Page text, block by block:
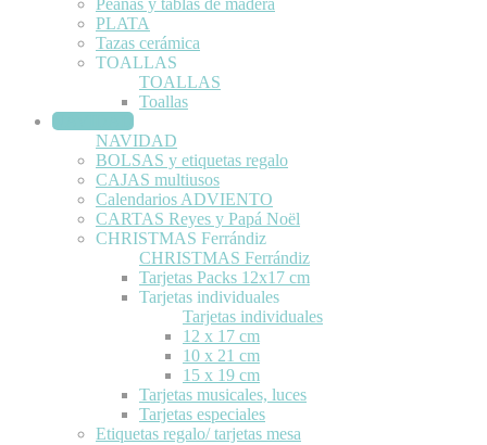
PLATA
Tazas cerámica
TOALLAS
TOALLAS
Toallas
NAVIDAD
NAVIDAD
BOLSAS y etiquetas regalo
CAJAS multiusos
Calendarios ADVIENTO
CARTAS Reyes y Papá Noël
CHRISTMAS Ferrándiz
CHRISTMAS Ferrándiz
Tarjetas Packs 12x17 cm
Tarjetas individuales
Tarjetas individuales
12 x 17 cm
10 x 21 cm
15 x 19 cm
Tarjetas musicales, luces
Tarjetas especiales
Etiquetas regalo/ tarjetas mesa